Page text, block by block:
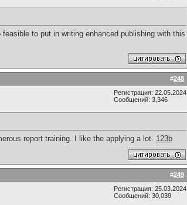
to put in writing enhanced publishing with this
#248
Регистрация: 22.05.2024
Сообщений: 3,346
report training. I like the applying a lot. 123b
#249
Регистрация: 25.03.2024
Сообщений: 30,039